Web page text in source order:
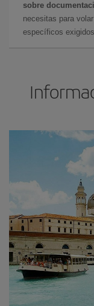
sobre
necesitas para
específicos